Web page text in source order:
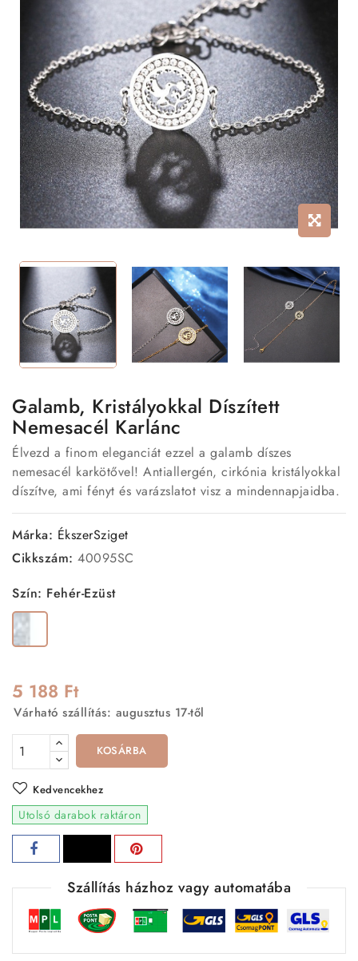
Galamb, Kristályokkal Díszített
Nemesacél Karlánc
Élvezd a finom eleganciát ezzel a galamb díszes
nemesacél karkötővel! Antiallergén, cirkónia kristályokkal
díszítve, ami fényt és varázslatot visz a mindennapjaidba.
Márka: ÉkszerSziget
Cikkszám: 40095SC
Szín: Fehér-Ezüst
Fehér-
Ezüst
5 188 Ft
Várható szállítás: augusztus 17-től
KOSÁRBA
Kedvencekhez
Utolsó darabok raktáron
Szállítás házhoz vagy automatába